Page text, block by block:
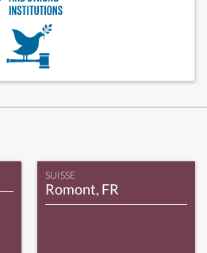
SUISSE
Romont, FR